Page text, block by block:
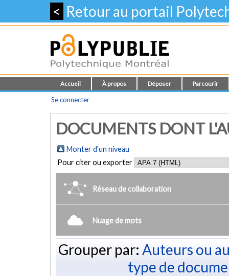
< Retour au portail
Accueil À propos Déposer Parcourir
Se connecter
DOCUMENTS DONT
Monter d'un niveau
Pour citer ou exporter
Réseau de collaboration
Nuage de mots
Grouper par: Auteurs ou
type de